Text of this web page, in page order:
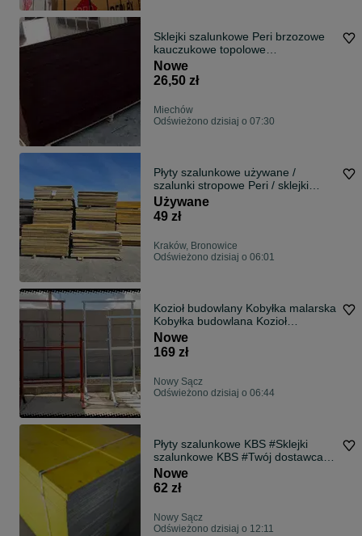
Sklejki szalunkowe Peri brzozowe
kauczukowe topolowe
21/1250/2500 | NAJLEPSZA
OFERTA | Płyty szalunkowe
Nowe
26,50 zł
Miechów
Odświeżono dzisiaj o 07:30
Płyty szalunkowe używane /
szalunki stropowe Peri / sklejki
szalunkowe używane Peri
NAJTANIEJ
Używane
49 zł
Kraków, Bronowice
Odświeżono dzisiaj o 06:01
Kozioł budowlany Kobyłka malarska
Kobyłka budowlana Kozioł
warsztatowy
Nowe
169 zł
Nowy Sącz
Odświeżono dzisiaj o 06:44
Płyty szalunkowe KBS #Sklejki
szalunkowe KBS #Twój dostawca
szalunków
Nowe
62 zł
Nowy Sącz
Odświeżono dzisiaj o 12:11